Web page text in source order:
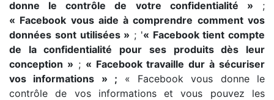
donne le contrôle de votre confidentialité » ;
« Facebook vous aide à comprendre comment vos
données sont utilisées » ; '« Facebook tient compte
de la confidentialité pour ses produits dès leur
conception » ; « Facebook travaille dur à sécuriser
vos informations » ; « Facebook vous donne le
contrôle de vos informations et vous pouvez les